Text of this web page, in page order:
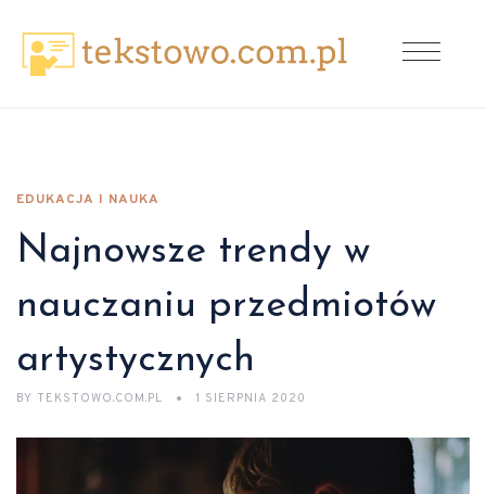
EDUKACJA I NAUKA
Najnowsze trendy w
nauczaniu przedmiotów
artystycznych
BY TEKSTOWO.COM.PL 1 SIERPNIA 2020